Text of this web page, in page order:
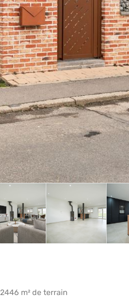
2446 m² de terrain